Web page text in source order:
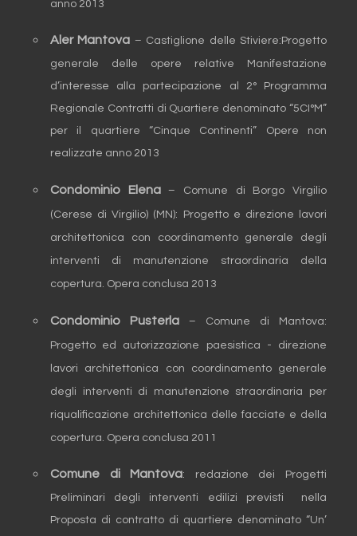
anno 2013
Aler Mantova – Castiglione delle Stiviere:Progetto
generale delle opere relative Manifestazione
d’interesse alla partecipazione al 2° Programma
Regionale Contratti di Quartiere denominato “5CI°M”
per il quartiere “Cinque Continenti” Opere non
realizzate anno 2013
Condominio Elena– Comune di Borgo Virgilio
(Cerese di Virgilio) (MN): Progetto e direzione lavori
architettonica con coordinamento generale degli
interventi di manutenzione straordinaria della
copertura. Opera conclusa 2013
Condominio Pusterla – Comune di Mantova:
Progetto ed autorizzazione paesistica - direzione
lavori architettonica con coordinamento generale
degli interventi di manutenzione straordinaria per
riqualificazione architettonica delle facciate e della
copertura. Opera conclusa 2011
Comune di Mantova: redazione dei Progetti
Preliminari degli interventi edilizi previsti nella
Proposta di contratto di quartiere denominato “Un’